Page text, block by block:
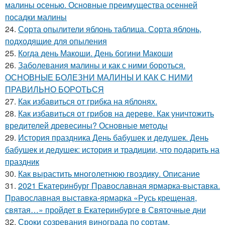
малины осенью. Основные преимущества осенней
посадки малины
24. Сорта опылители яблонь таблица. Сорта яблонь,
подходящие для опыления
25. Когда день Макоши. День богини Макоши
26. Заболевания малины и как с ними бороться.
ОСНОВНЫЕ БОЛЕЗНИ МАЛИНЫ И КАК С НИМИ
ПРАВИЛЬНО БОРОТЬСЯ
27. Как избавиться от грибка на яблонях.
28. Как избавиться от грибов на дереве. Как уничтожить
вредителей древесины? Основные методы
29. История праздника День бабушек и дедушек. День
бабушек и дедушек: история и традиции, что подарить на
праздник
30. Как вырастить многолетнюю гвоздику. Описание
31. 2021 Екатеринбург Православная ярмарка-выставка.
Православная выставка-ярмарка «Русь крещеная,
святая…» пройдет в Екатеринбурге в Святочные дни
32. Сроки созревания винограда по сортам.